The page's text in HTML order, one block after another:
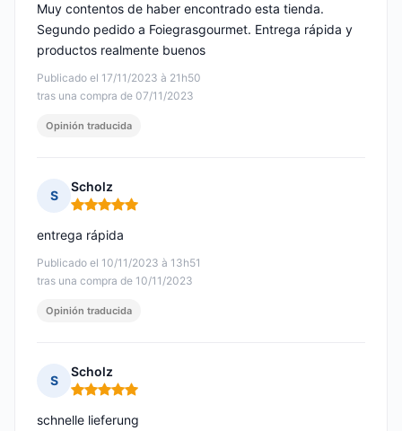
Publicado el 17/11/2023 à 21h50
tras una compra de 07/11/2023
Muy contentos de haber encontrado esta tienda.
Segundo pedido a Foiegrasgourmet. Entrega rápida y
productos realmente buenos
Opinión traducida
S
Scholz
Nota: 5 de 5
Publicado el 10/11/2023 à 13h51
tras una compra de 10/11/2023
entrega rápida
Opinión traducida
S
Scholz
Nota: 5 de 5
schnelle lieferung